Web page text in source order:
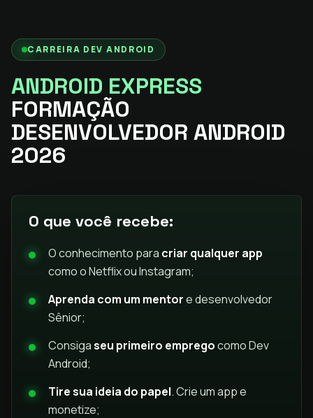
CARREIRA DEV ANDROID
ANDROID EXPRESS
FORMAÇÃO
DESENVOLVEDOR ANDROID
2026
O que você recebe:
O conhecimento para criar qualquer app
como o Netflix ou Instagram;
Aprenda com um mentore desenvolvedor
Sênior;
Consigaseu primeiro empregocomo Dev
Android;
Tire sua ideia do papel. Crie um app e
monetize;